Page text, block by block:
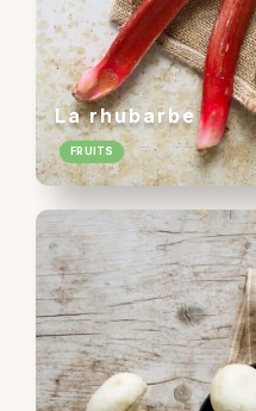
La rhubarbe
FRUITS